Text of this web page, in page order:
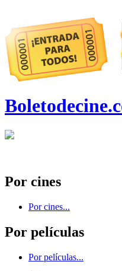
Por cines
Por cines...
Por películas
Por películas...